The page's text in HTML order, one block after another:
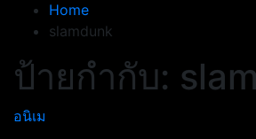
Home
slamdunk
ป้ายกำกับ:
อนิเม